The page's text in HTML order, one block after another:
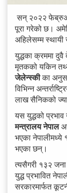
सन् २०२२
पूरा गरेको छ।
अहिलेसम्म
युद्धका क्रममा दुवै
मृतकको यकिन
जेलेन्स्कीका
विभिन्न
लाख सैनिकको
यस युद्धको
मन्त्रालय नेपाल
भएका
भएका छन्।
त्यसैगरी १३२
युद्ध प्रभावित
सरकारमार्फत